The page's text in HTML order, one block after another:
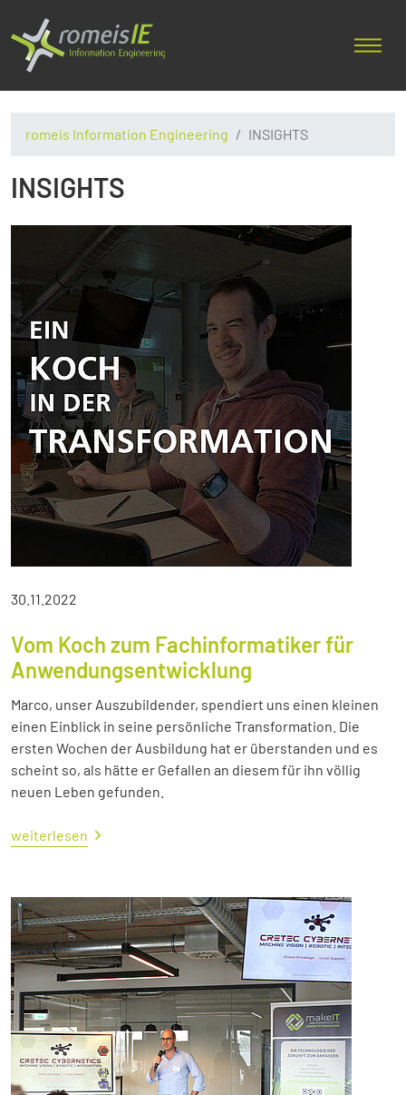
romeis Information Engineering INSIGHTS
INSIGHTS
30.11.2022
Vom Koch zum Fachinformatiker für
Anwendungsentwicklung
Marco, unser Auszubildender, spendiert uns einen kleinen
einen Einblick in seine persönliche Transformation. Die
ersten Wochen der Ausbildung hat er überstanden und es
scheint so, als hätte er Gefallen an diesem für ihn völlig
neuen Leben gefunden.
weiterlesen